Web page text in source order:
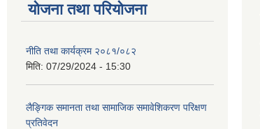
योजना तथा परियोजना
नीति तथा कार्यक्रम २०८१/०८२
मिति: 07/29/2024 - 15:30
लैङ्गिक समानता तथा सामाजिक समावेशिकरण परिक्षण
प्रतिवेदन